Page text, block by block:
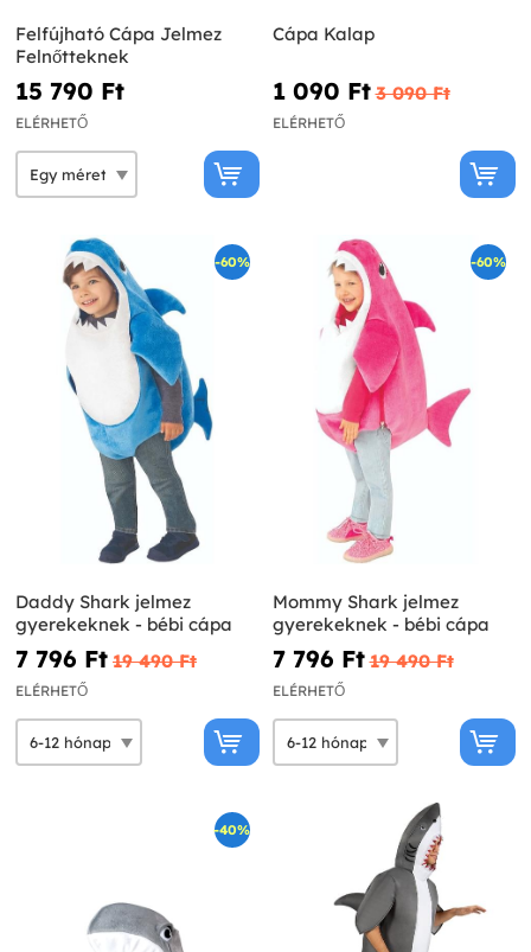
Felfújható Cápa Jelmez
Felnőtteknek
15 790 Ft‎
ELÉRHETŐ
Cápa Kalap
1 090 Ft‎ 3 090 Ft‎
ELÉRHETŐ
-60%
Daddy Shark jelmez
gyerekeknek - bébi cápa
7 796 Ft‎ 19 490 Ft‎
ELÉRHETŐ
-60%
Mommy Shark jelmez
gyerekeknek - bébi cápa
7 796 Ft‎ 19 490 Ft‎
ELÉRHETŐ
-40%